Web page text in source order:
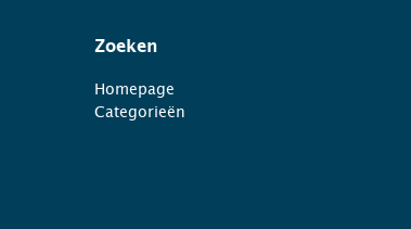
Zoeken
Homepage
Categorieën